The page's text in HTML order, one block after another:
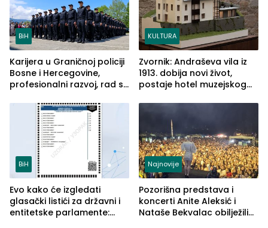
BiH
Karijera u Graničnoj policiji
Bosne i Hercegovine,
profesionalni razvoj, rad sa
služba građanima
KULTURA
Zvornik: Andraševa vila iz
1913. dobija novi život,
postaje hotel muzejskog
BiH
Evo kako će izgledati
glasački listići za državni i
entitetske parlamente:
Najnovije
Pozorišna predstava i
koncerti Anite Aleksić i
Nataše Bekvalac obilježili